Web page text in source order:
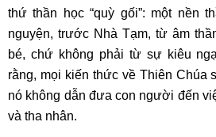
thứ thần học “quỳ gối”: một nền
nguyện, trước Nhà Tạm, từ âm
bé, chứ không phải từ sự kiêu
rằng, mọi kiến thức về Thiên Chúa
nó không dẫn đưa con người đến
và tha nhân.